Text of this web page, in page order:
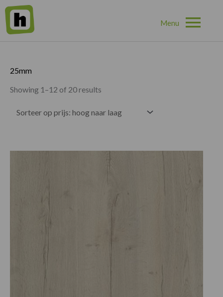
Home»
25mm
Showing 1–12 of 20 results